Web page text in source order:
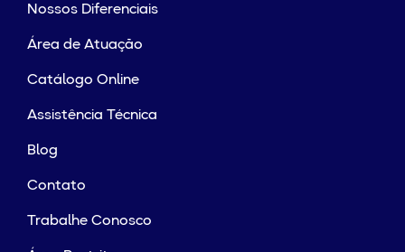
Nossos Diferenciais
Área de Atuação
Catálogo Online
Assistência Técnica
Blog
Contato
Trabalhe Conosco